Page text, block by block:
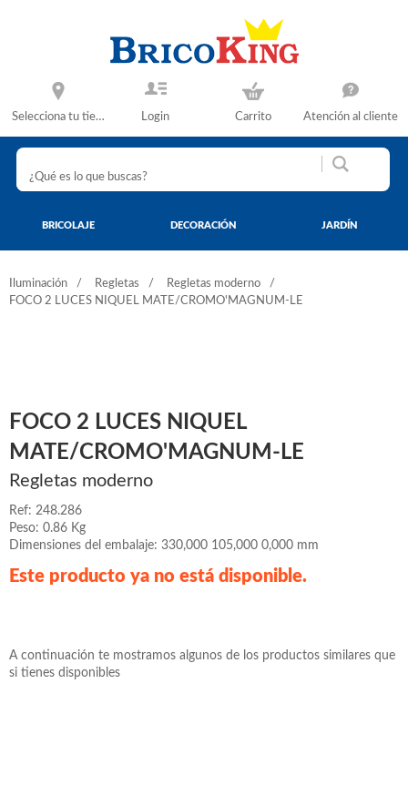
Selecciona tu tienda Login Carrito Atención al cliente
BRICOLAJE DECORACIÓN JARDÍN
Iluminación Regletas
Regletas moderno
FOCO 2 LUCES NIQUEL MATE/CROMO'MAGNUM-LE
FOCO 2 LUCES NIQUEL
MATE/CROMO'MAGNUM-LE
Regletas moderno
Ref: 248.286
Peso: 0.86 Kg
Dimensiones del embalaje: 330,000 105,000 0,000 mm
Este producto ya no está disponible.
A continuación te mostramos algunos de los productos similares que
si tienes disponibles